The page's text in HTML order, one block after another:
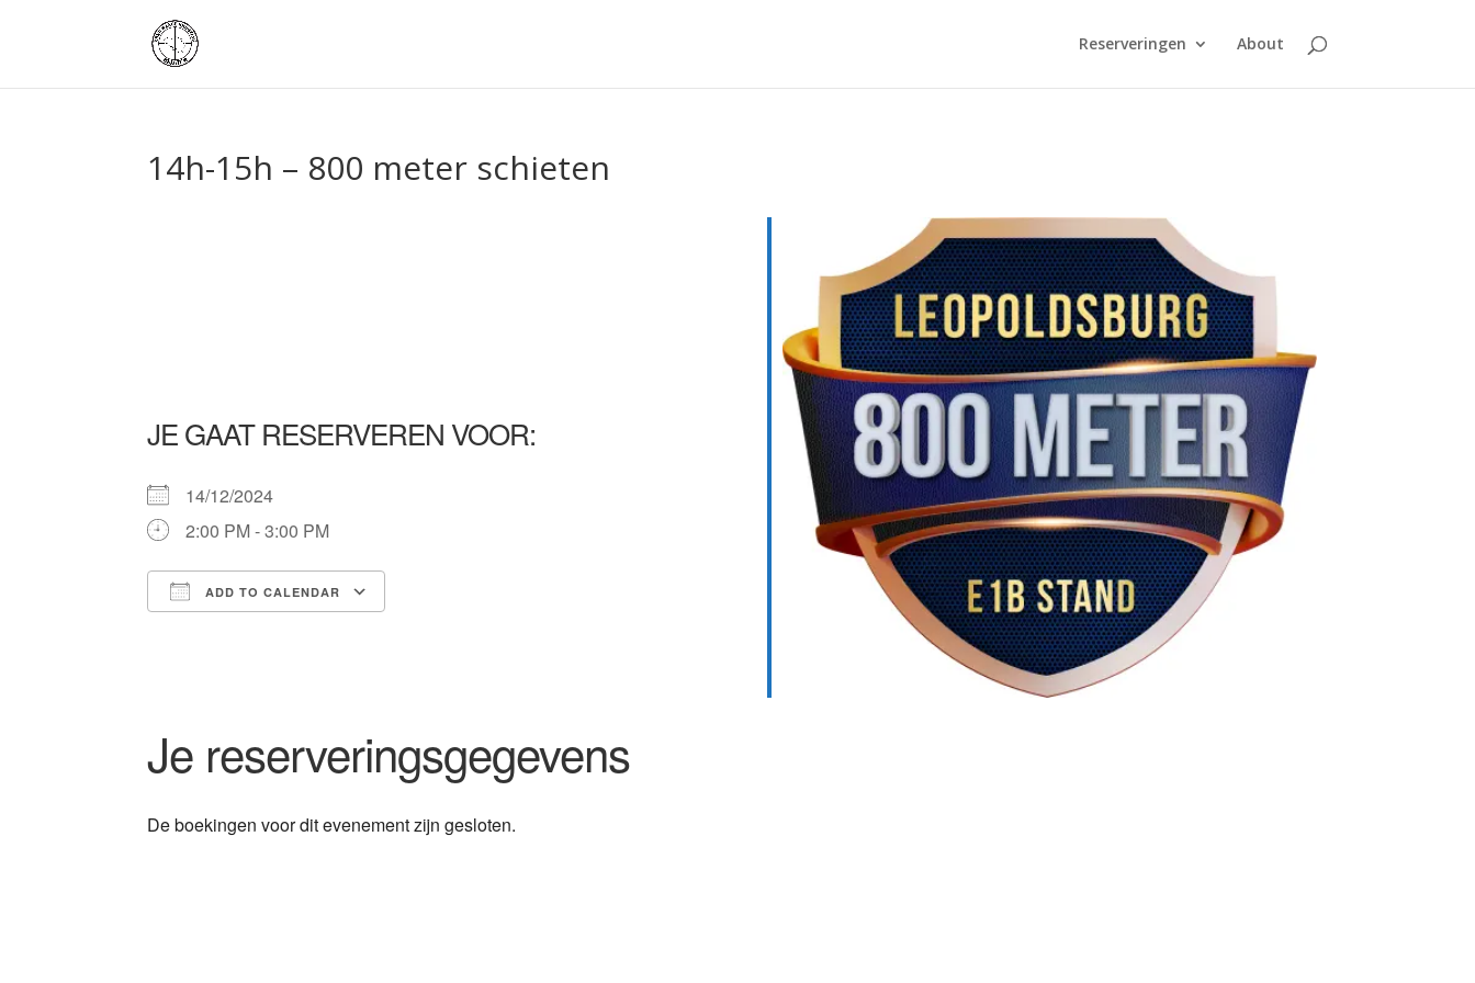
Reserveringen About
14h-15h – 800 meter schieten
JE GAAT RESERVEREN VOOR:
14/12/2024
2:00 PM - 3:00 PM
ADD TO CALENDAR
Office 365 Outlook Live
Je reserveringsgegevens
De boekingen voor dit evenement zijn gesloten.